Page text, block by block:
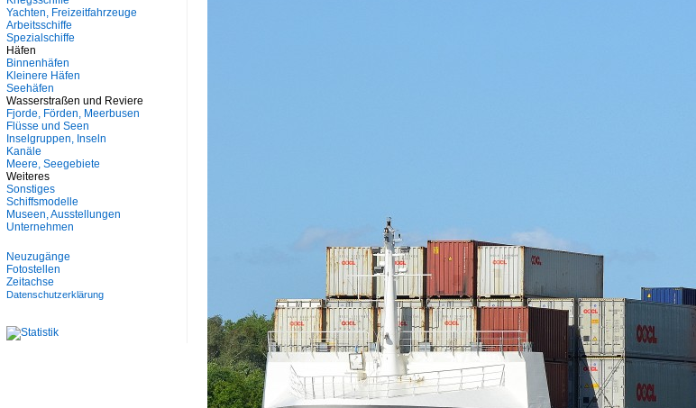
Yachten, Freizeitfahrzeuge
Arbeitsschiffe
Spezialschiffe
Häfen
Binnenhäfen
Kleinere Häfen
Seehäfen
Wasserstraßen und Reviere
Fjorde, Förden, Meerbusen
Flüsse und Seen
Inselgruppen, Inseln
Kanäle
Meere, Seegebiete
Weiteres
Sonstiges
Schiffsmodelle
Museen, Ausstellungen
Unternehmen
Neuzugänge
Fotostellen
Zeitachse
Datenschutzerklärung